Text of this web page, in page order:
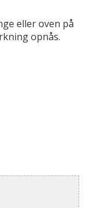
eller oven på
opnås.